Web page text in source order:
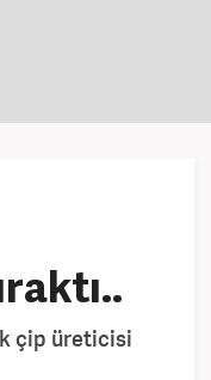
çip üreticisi